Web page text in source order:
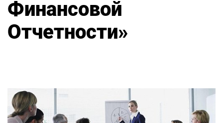
Финансовой
Отчетности»